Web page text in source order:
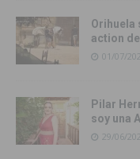
Orihuela
action
01/07/
Pilar
soy una
29/06/